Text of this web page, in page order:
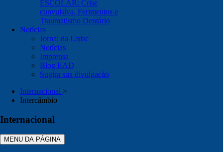
ESCOLAR: Crise
convulsiva, Ferimentos e
Traumatismo Dentário
Notícias
Jornal da Unisc
Notícias
Imprensa
Blog EAD
Sugira sua divulgação
Internacional >
Intercâmbio
Internacional
MENU DA PÁGINA